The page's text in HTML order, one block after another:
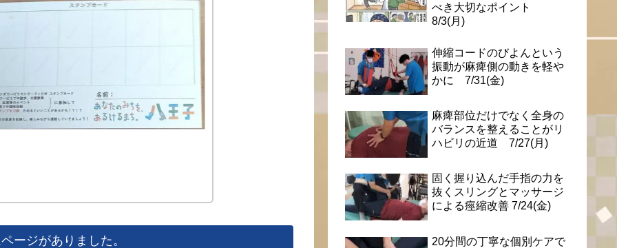
ージがありました。
べき大切なポイント
8/3(月)
伸縮コードのびよんという
振動が麻痺側の動きを軽や
かに 7/31(金)
麻痺部位だけでなく全身の
バランスを整えることがリ
ハビリの近道 7/27(月)
固く握り込んだ手指の力を
抜くスリングとマッサージ
による痙縮改善 7/24(金)
20分間の丁寧な個別ケアで